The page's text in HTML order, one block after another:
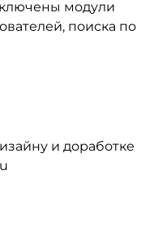
модули
поиска по